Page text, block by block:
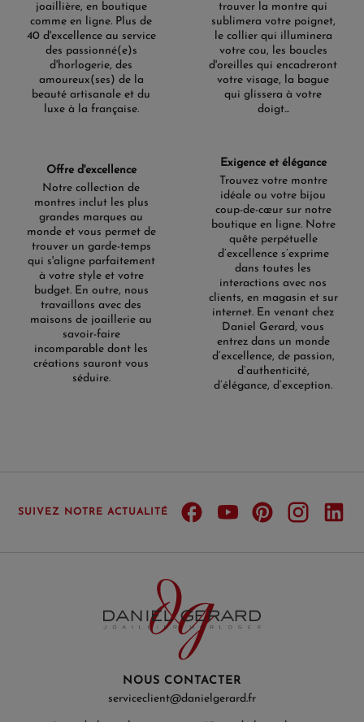
joaillière, en boutique
comme en ligne. Plus de
40 d'excellence au service
des passionné(e)s
d'horlogerie, des
amoureux(ses) de la
beauté artisanale et du
luxe à la française.
trouver la montre qui
sublimera votre poignet,
le collier qui illuminera
votre cou, les boucles
d'oreilles qui encadreront
votre visage, la bague
qui glissera à votre
doigt...
Offre d'excellence
Notre collection de
montres inclut les plus
grandes marques au
monde et vous permet de
trouver un garde-temps
qui s'aligne parfaitement
à votre style et votre
budget. En outre, nous
travaillons avec des
maisons de joaillerie au
savoir-faire
incomparable dont les
créations sauront vous
séduire.
Exigence et élégance
Trouvez votre montre
idéale ou votre bijou
coup-de-cœur sur notre
boutique en ligne. Notre
quête perpétuelle
d’excellence s’exprime
dans toutes les
interactions avec nos
clients, en magasin et sur
internet. En venant chez
Daniel Gerard, vous
entrez dans un monde
d’excellence, de passion,
d’authenticité,
d’élégance, d’exception.
SUIVEZ NOTRE ACTUALITÉ
NOUS CONTACTER
serviceclient@danielgerard.fr